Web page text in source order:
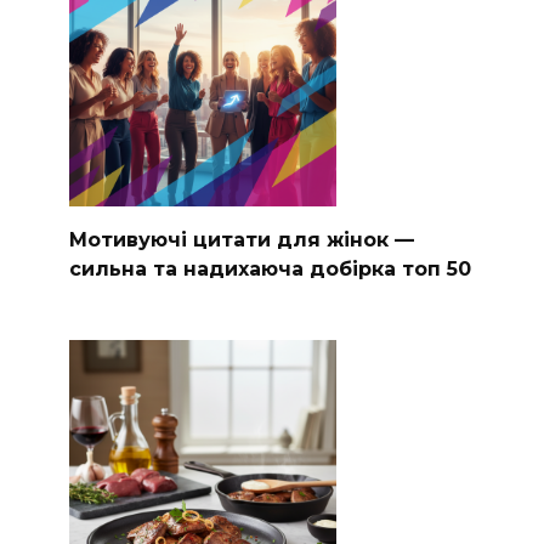
Мотивуючі цитати для жінок —
сильна та надихаюча добірка топ 50